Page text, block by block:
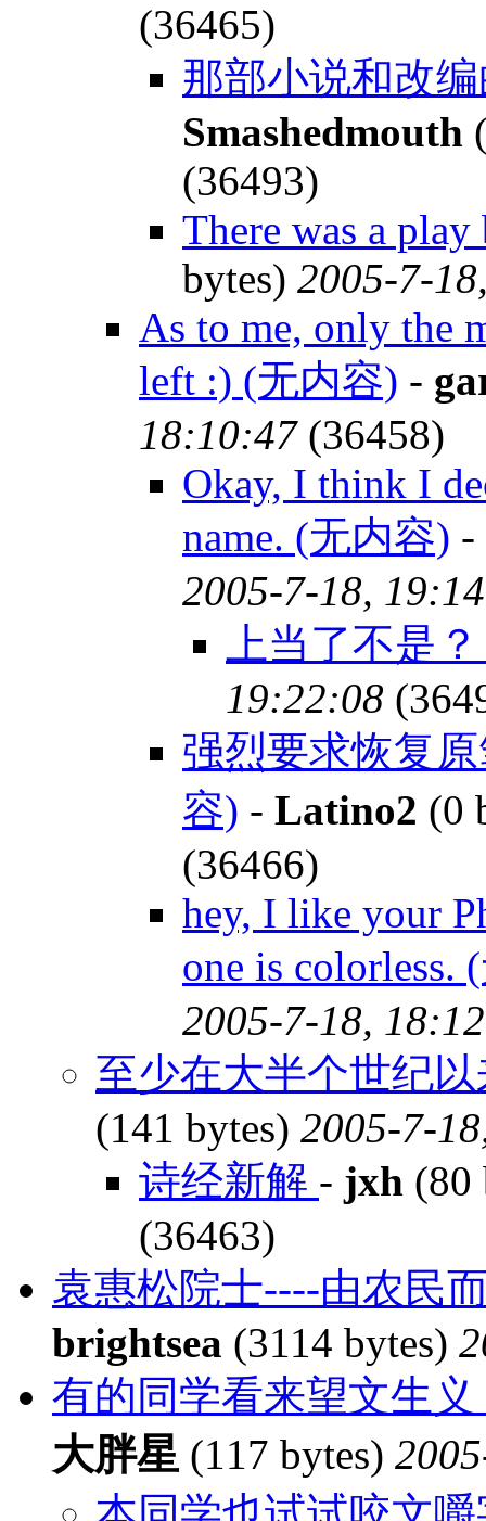
(36465)
那部小说和改
Smashedmouth
(36493)
There was a
bytes) 2005-7-
As to me, only the
left :) (无内容) -
18:10:47(36458)
Okay, I think I
name. (无内容) -
2005-7-18,
上当了不是
19:22:08
强烈要求恢复
容) - Latino2 (0
(36466)
hey, I like your
one is colorless.
2005-7-18,
至少在大半个世纪
(141 bytes) 2005-7-
诗经新解 - jxh (80
(36463)
袁惠松院士----由农民
brightsea (3114 bytes)
有的同学看来望文生
大胖星 (117 bytes)